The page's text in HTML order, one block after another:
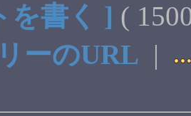
を書く ] (
ーのURL |